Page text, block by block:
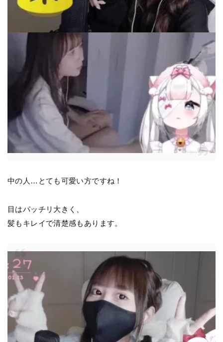
中の人…とても可愛い方ですね！
目はパッチリ大きく、
髪もキレイで清楚感もあります。